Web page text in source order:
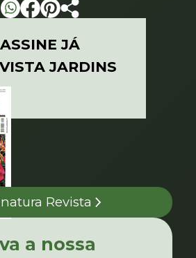
ASSINE JÁ
JARDINS
Revista
a nossa